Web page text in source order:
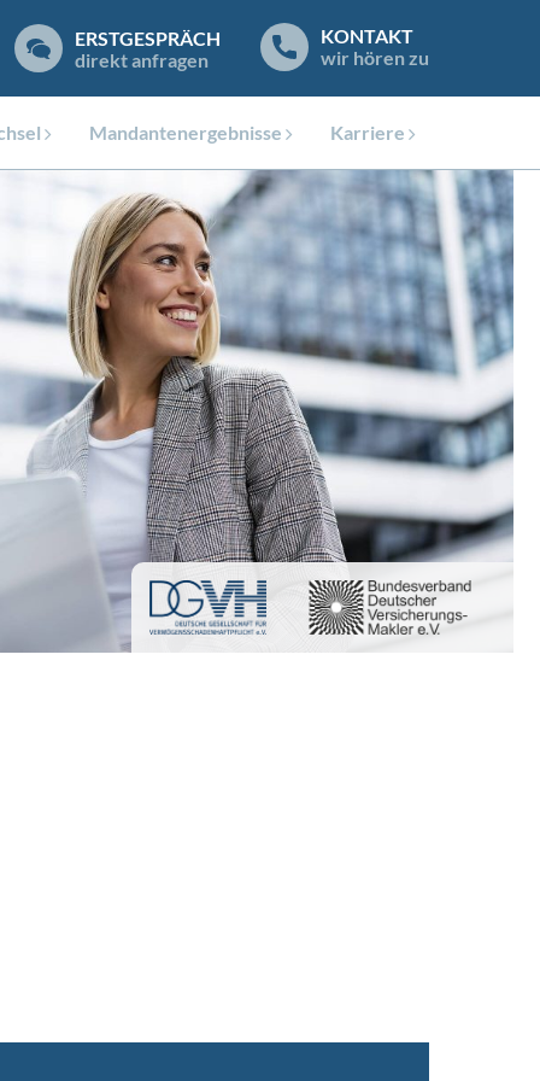
ERSTGESPRÄCH
direkt anfragen
KONTAKT
wir hören zu
Karriere
Mandantenergebnisse